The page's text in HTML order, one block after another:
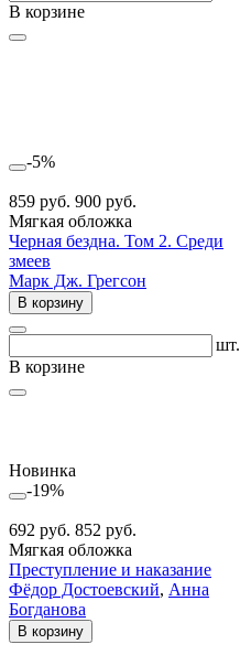
В корзине
-5%
859 руб. 900 руб.
Мягкая обложка
Черная бездна. Том 2. Среди
змеев
Марк Дж. Грегсон
В корзину
шт.
В корзине
Новинка
-19%
692 руб. 852 руб.
Мягкая обложка
Преступление и наказание
Фёдор Достоевский, Анна
Богданова
В корзину